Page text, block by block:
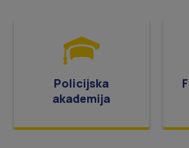
Policijska
akademija